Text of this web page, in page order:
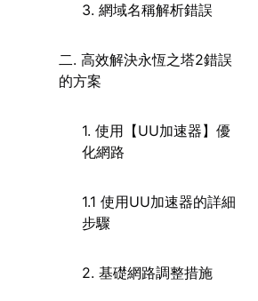
3. 網域名稱解析錯誤
二. 高效解決永恆之塔2錯誤
的方案
1. 使用【UU加速器】優
化網路
1.1 使用UU加速器的詳細
步驟
2. 基礎網路調整措施